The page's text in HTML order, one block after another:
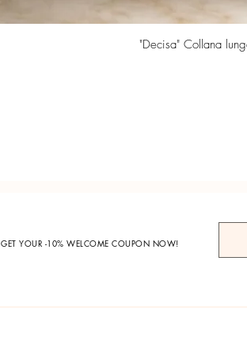
"Decisa" Collana
GET YOUR -10% WELCOME COUPON NOW!